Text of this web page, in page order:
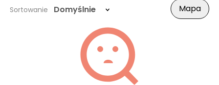
Sortowanie Domyślnie Mapa